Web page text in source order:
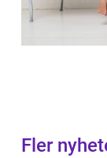
Fler